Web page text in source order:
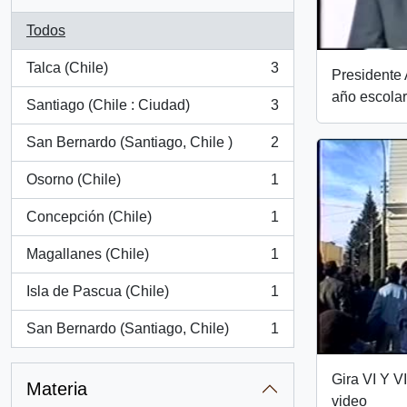
Todos
Talca (Chile)
, 3 resultados
3
Santiago (Chile : Ciudad)
, 3 resultados
3
San Bernardo (Santiago, Chile )
, 2 resultados
2
Osorno (Chile)
, 1 resultados
1
Concepción (Chile)
, 1 resultados
1
Magallanes (Chile)
, 1 resultados
1
Isla de Pascua (Chile)
, 1 resultados
1
San Bernardo (Santiago, Chile)
, 1 resultados
1
Materia
Presidente
año
Gira VI Y
video